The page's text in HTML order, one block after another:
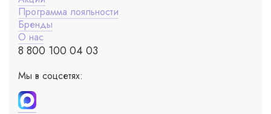
Программа лояльности
Бренды
О нас
8 800 100 04 03
Мы в соцсетях: